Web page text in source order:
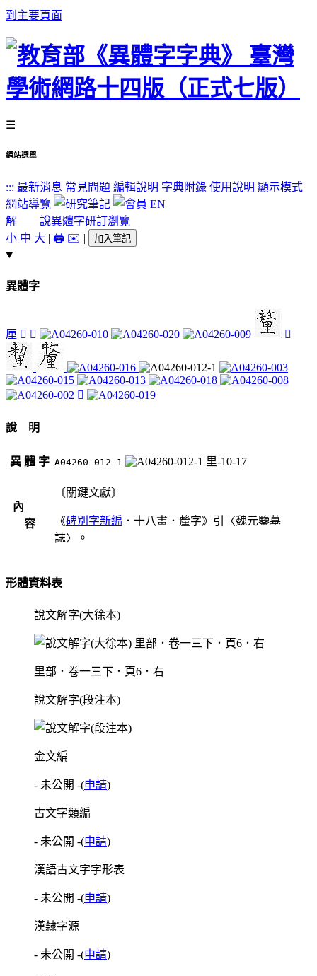
到主要頁面
☰
網站選單
::: 最新消息 常見問題 編輯說明 字典附錄 使用說明 顯示模式
網站導覽
EN
解 說異體字研訂瀏覽
小 中 大 | 🖨️ ✉️ | 加入筆記
異體字
厘 𡪂 𣯕 𨤭
𨤺
說 明
異 體 字 A04260-012-1 里-10-17
內
容
〔關鍵文獻〕
《碑別字新編 ．十八畫．釐字》引〈魏元鑒墓
誌〉。
形體資料表
說文解字(大徐本)
里部．卷一三下．頁6．右
說文解字(段注本)
金文編
- 未公開 -(申請)
古文字類編
- 未公開 -(申請)
漢語古文字字形表
- 未公開 -(申請)
漢隸字源
- 未公開 -(申請)